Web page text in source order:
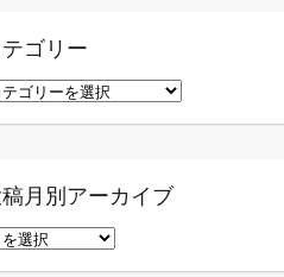
ゴリー
月別アーカイブ